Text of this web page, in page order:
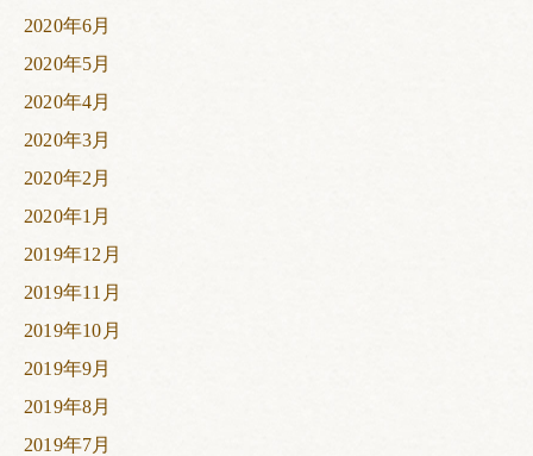
2020年6月
2020年5月
2020年4月
2020年3月
2020年2月
2020年1月
2019年12月
2019年11月
2019年10月
2019年9月
2019年8月
2019年7月